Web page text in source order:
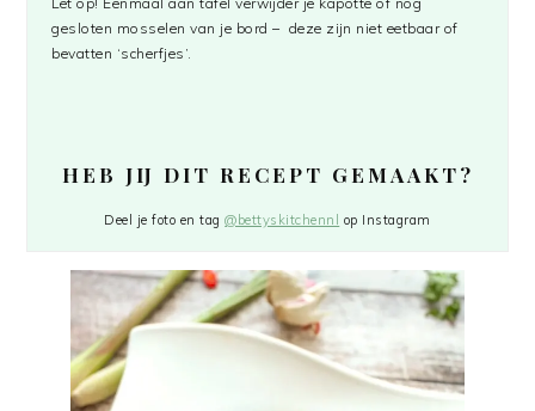
gesloten mosselen van je bord – deze zijn niet eetbaar of
bevatten ‘scherfjes’.
HEB JIJ DIT RECEPT GEMAAKT?
Deel je foto en tag@bettyskitchennl op Instagram